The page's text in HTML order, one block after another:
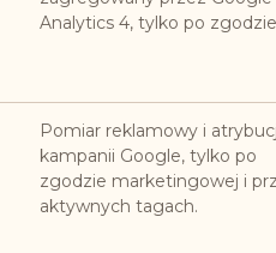
Analytics 4, tylko po
Pomiar reklamowy i
kampanii Google, tylko po
zgodzie marketingowej i
aktywnych tagach.